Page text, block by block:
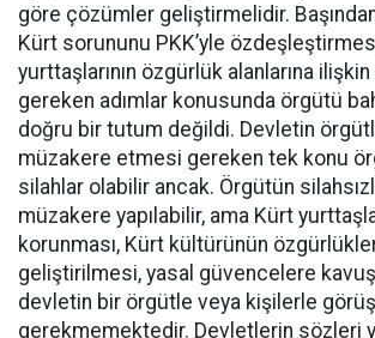
göre çözümler geliştirmelidir.
Kürt sorununu PKK’yle
yurttaşlarının özgürlük alanlarına ilişkin
gereken adımlar konusunda örgütü
doğru bir tutum değildi. Devletin
müzakere etmesi gereken tek konu
silahlar olabilir ancak. Örgütün
müzakere yapılabilir, ama Kürt
korunması, Kürt kültürünün
geliştirilmesi, yasal güvencelere
devletin bir örgütle veya kişilerle
gerekmemektedir. Devletlerin sözleri